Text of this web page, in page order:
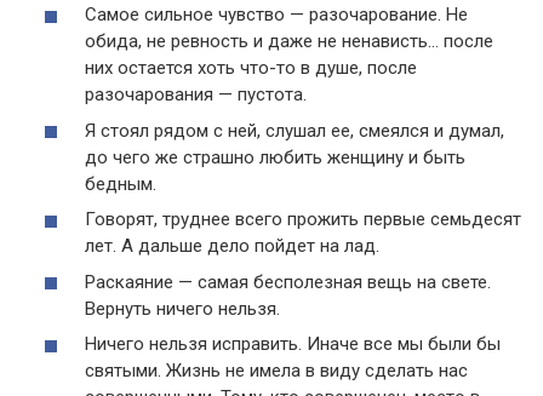
Самое сильное чувство — разочарование. Не
обида, не ревность и даже не ненависть… после
них остается хоть что-то в душе, после
разочарования — пустота.
Я стоял рядом с ней, слушал ее, смеялся и думал,
до чего же страшно любить женщину и быть
бедным.
Говорят, труднее всего прожить первые семьдесят
лет. А дальше дело пойдет на лад.
Раскаяние — самая бесполезная вещь на свете.
Вернуть ничего нельзя.
Ничего нельзя исправить. Иначе все мы были бы
святыми. Жизнь не имела в виду сделать нас